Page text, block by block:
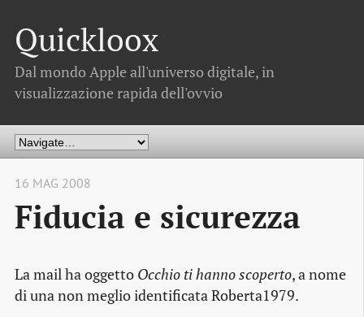
Quickloox
Dal mondo Apple all'universo digitale, in
visualizzazione rapida dell'ovvio
16 MAG 2008
Fiducia e sicurezza
La mail ha oggetto Occhio ti hanno scoperto, a nome
di una non meglio identificata Roberta1979.